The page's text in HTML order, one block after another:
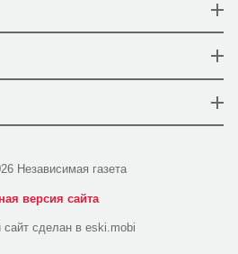
Независимая газета
версия сайта
сделан в eski.mobi